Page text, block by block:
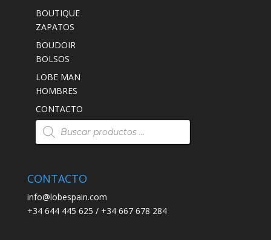
BOUTIQUE
ZAPATOS
BOUDOIR
BOLSOS
LOBE MAN
HOMBRES
CONTACTO
Búsqueda
de
productos
CONTACTO
info@lobespain.com
+34 644 445 625 / +34 667 678 284